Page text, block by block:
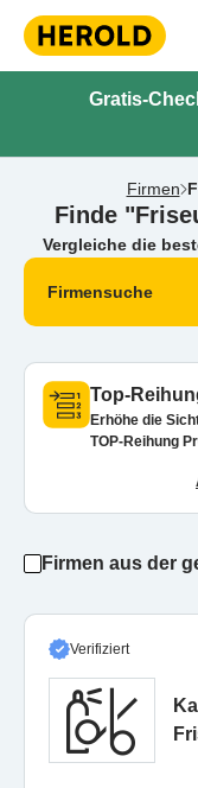
Gratis-
Firmen
Finde
Vergleiche die
Firmensuche
Top-
Erhöhe die
TOP-Reihung
Firmen aus der
Verifiziert